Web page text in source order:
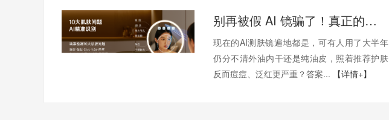
别再被假 AI 镜骗了！真正的测肤镜，从不会只告诉你 “你是油皮”
现在的AI测肤镜遍地都是，可有人用了大半年
仍分不清外油内干还是纯油皮，照着推荐护肤
反而痘痘、泛红更严重？答案...
【详情+】